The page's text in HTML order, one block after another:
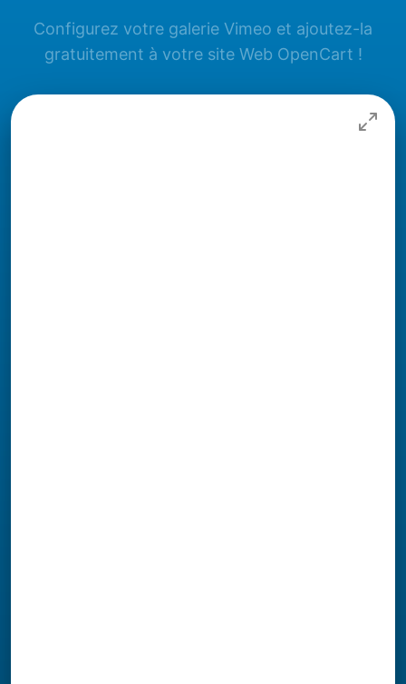
Configurez votre galerie Vimeo et ajoutez-la
gratuitement à votre site Web OpenCart !